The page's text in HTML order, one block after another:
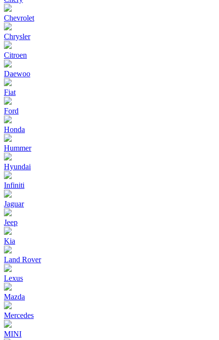
Chevrolet
Chrysler
Citroen
Daewoo
Fiat
Ford
Honda
Hummer
Hyundai
Infiniti
Jaguar
Jeep
Kia
Land Rover
Lexus
Mazda
Mercedes
MINI